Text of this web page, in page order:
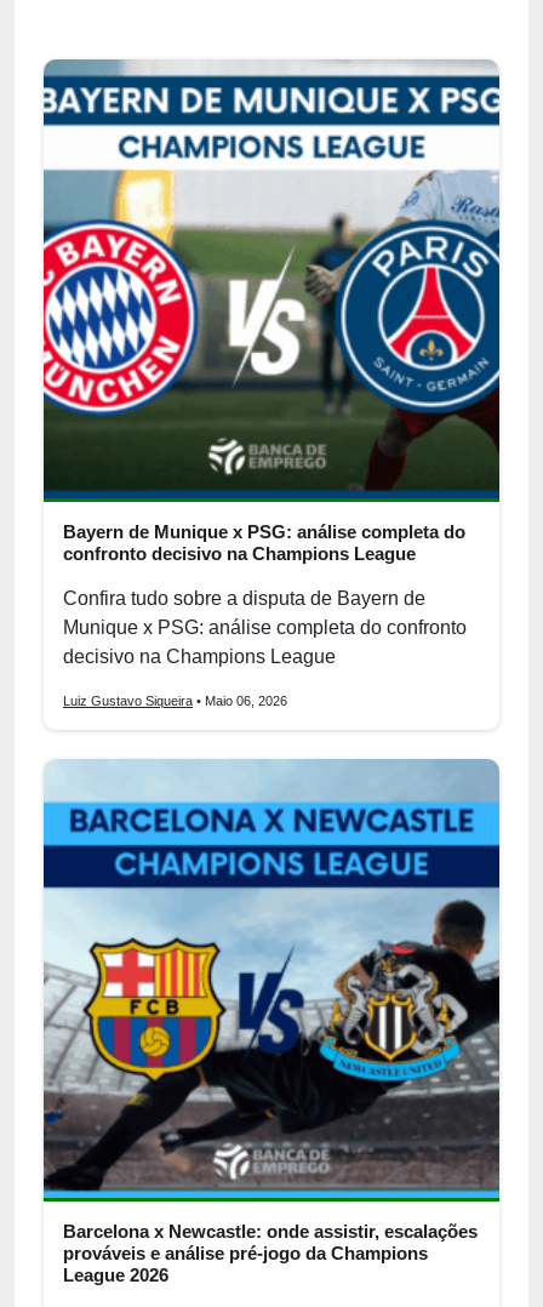
Bayern de Munique x PSG: análise completa do
confronto decisivo na Champions League
Confira tudo sobre a disputa de Bayern de
Munique x PSG: análise completa do confronto
decisivo na Champions League
Luiz Gustavo Siqueira • Maio 06, 2026
Barcelona x Newcastle: onde assistir, escalações
prováveis e análise pré-jogo da Champions
League 2026